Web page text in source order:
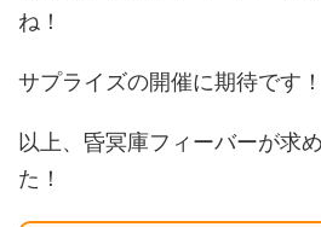
ね！
サプライズの開催に期待です！
以上、昏冥庫フィーバーが求
た！